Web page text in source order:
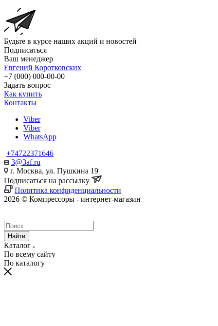
Будьте в курсе наших акций и новостей
Подписаться
Ваш менеджер
Евгений Коротковских
+7 (000) 000-00-00
Задать вопрос
Как купить
Контакты
Viber
Viber
WhatsApp
+74722371646
3@3af.ru
г. Москва, ул. Пушкина 19
Подписаться на рассылку
Политика конфиденциальности
2026 © Компрессоры - интернет-магазин
Найти
Каталог
По всему сайту
По каталогу